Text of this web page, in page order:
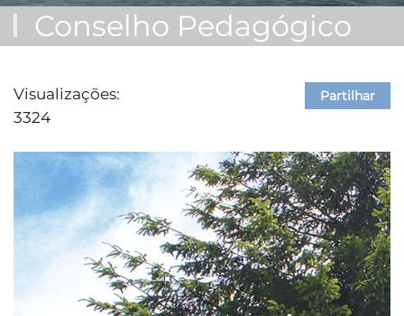
Conselho Pedagógico
Visualizações:
3324
Partilhar